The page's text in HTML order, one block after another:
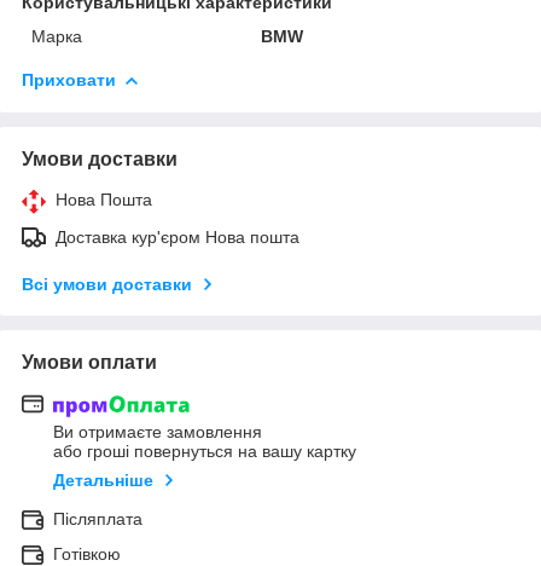
Марка
BMW
Приховати
Умови доставки
Нова Пошта
Доставка кур'єром Нова пошта
Всі умови доставки
Умови оплати
Ви отримаєте замовлення
або гроші повернуться на вашу картку
Детальніше
Післяплата
Готівкою